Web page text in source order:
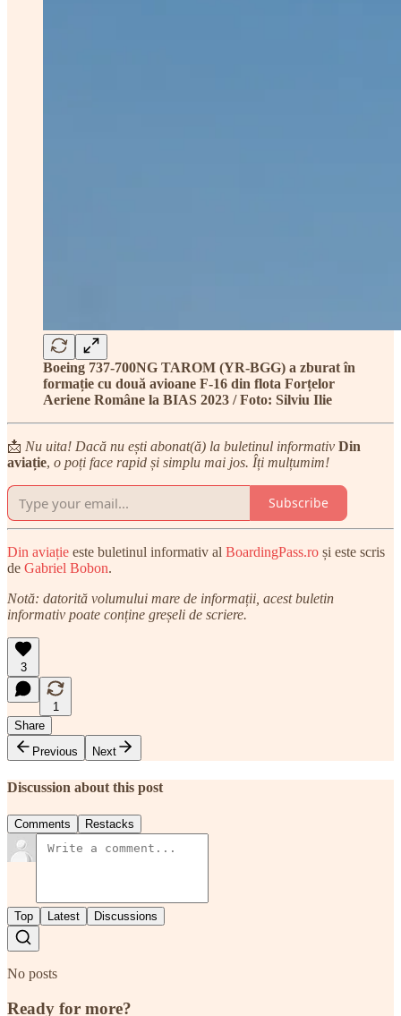
Boeing 737-700NG TAROM (YR-BGG) a zburat în
formație cu două avioane F-16 din flota Forțelor
Aeriene Române la BIAS 2023 / Foto: Silviu Ilie
📩 Nu uita! Dacă nu ești abonat(ă) la buletinul informativ Din
aviație, o poți face rapid și simplu mai jos. Îți mulțumim!
Subscribe
Din aviație este buletinul informativ al BoardingPass.ro și este scris
de Gabriel Bobon.
Notă: datorită volumului mare de informații, acest buletin
informativ poate conține greșeli de scriere.
3
1
Share
Previous
Next
Discussion about this post
Comments Restacks
Top Latest Discussions
No posts
Ready for more?